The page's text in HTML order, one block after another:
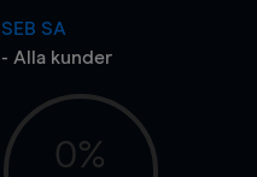
SEB SA
- Alla kunder
0%